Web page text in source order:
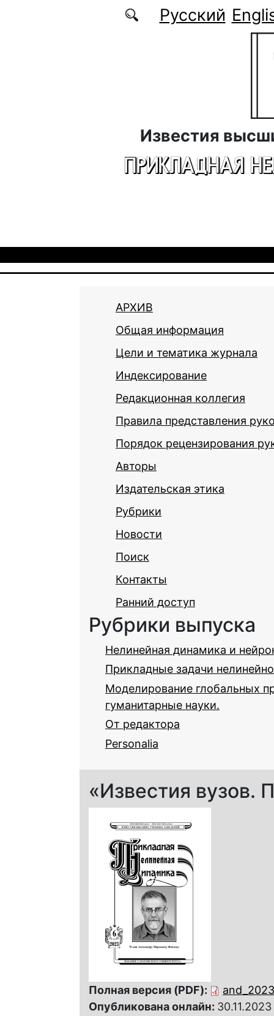
Перейти к основному содержаниюРусский
Известия
ПРИКЛАДНАЯ
АРХИВ
Общая информация
Цели и тематика журнала
Индексирование
Редакционная коллегия
Правила представления
Порядок рецензирования
Авторы
Издательская этика
Рубрики
Новости
Поиск
Контакты
Ранний доступ
Рубрики выпуска
Нелинейная динамика и
Прикладные задачи
Моделирование глобальных
гуманитарные науки.
От редактора
Personalia
«Известия
Полная версия (PDF):
Опубликована онлайн: 30.11.2023